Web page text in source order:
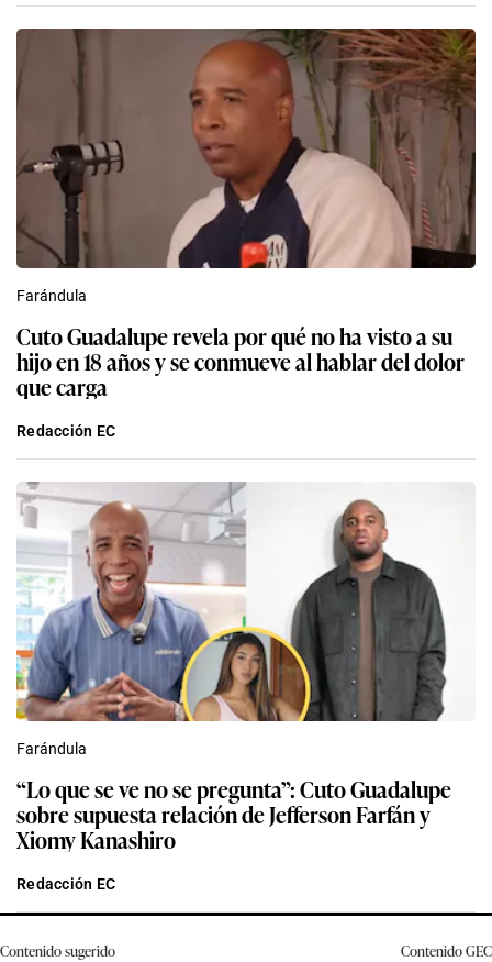
Farándula
Cuto Guadalupe revela por qué no ha visto a su
hijo en 18 años y se conmueve al hablar del dolor
que carga
Redacción EC
Farándula
“Lo que se ve no se pregunta”: Cuto Guadalupe
sobre supuesta relación de Jefferson Farfán y
Xiomy Kanashiro
Redacción EC
Contenido sugerido ContenidoGEC